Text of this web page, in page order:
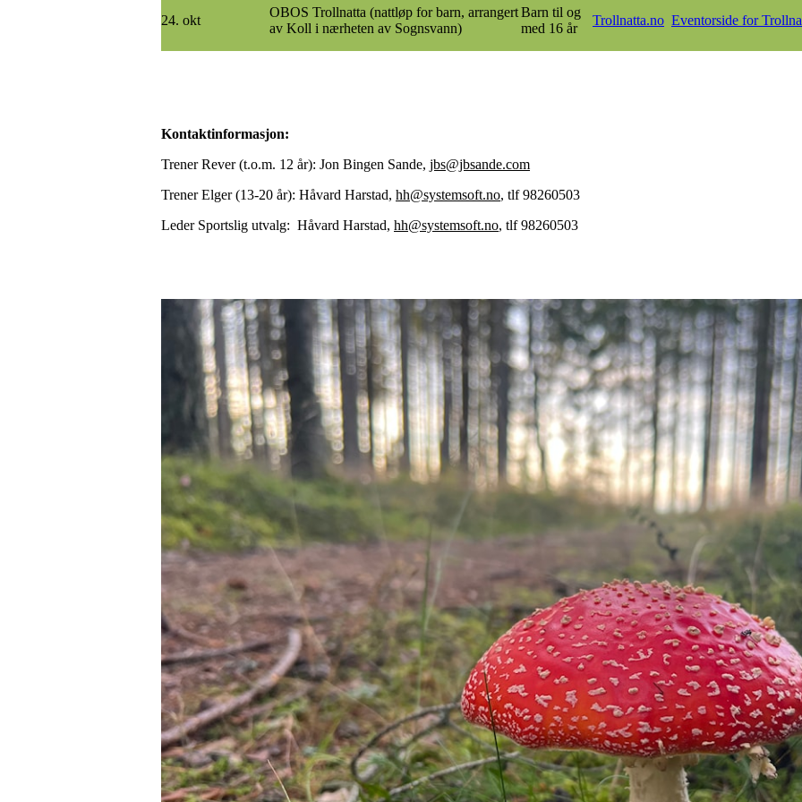
24. okt
OBOS Trollnatta (nattløp for barn, arrangert
av Koll i nærheten av Sognsvann)
Barn til og
med 16 år
Trollnatta.no Eventorside for
Kontaktinformasjon:
Trener Rever (t.o.m. 12 år): Jon Bingen Sande, jbs@jbsande.com
Trener Elger (13-20 år): Håvard Harstad, hh@systemsoft.no, tlf 98260503
Leder Sportslig utvalg: Håvard Harstad, hh@systemsoft.no, tlf 98260503